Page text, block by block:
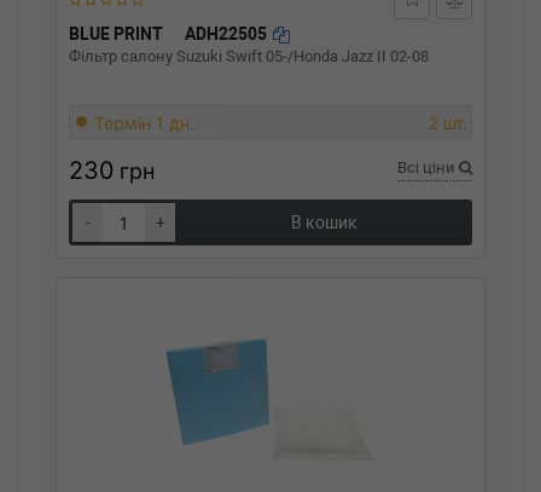
BLUE PRINT ADH22505
Фільтр салону Suzuki Swift 05-/Honda Jazz II 02-08
Термін 1 дн. 2 шт.
230 грн Всі ціни
- + В кошик